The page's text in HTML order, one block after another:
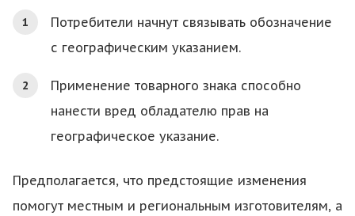
Потребители начнут связывать обозначение
с географическим указанием.
Применение товарного знака способно
нанести вред обладателю прав на
географическое указание.
Предполагается, что предстоящие изменения
помогут местным и региональным изготовителям, а